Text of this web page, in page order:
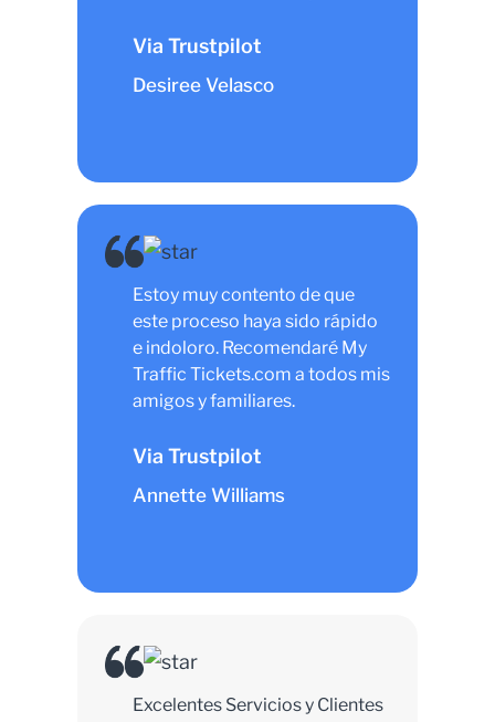
Via Trustpilot
Desiree Velasco
Estoy muy contento de que
este proceso haya sido rápido
e indoloro. Recomendaré My
Traffic Tickets.com a todos mis
amigos y familiares.
Via Trustpilot
Annette Williams
Excelentes Servicios y Clientes